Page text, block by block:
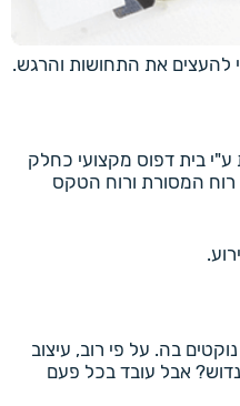
להעצים את התחושות והרגש.
בית דפוס מקצועי כחלק
רוח המסורת ורוח הטקס
בה. על פי רוב, עיצוב
אבל עובד בכל פעם